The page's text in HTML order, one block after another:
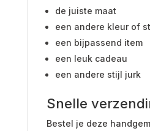
de juiste maat
een andere kleur of
een bijpassend item
een leuk cadeau
een andere stijl jurk
Snelle
Bestel je deze